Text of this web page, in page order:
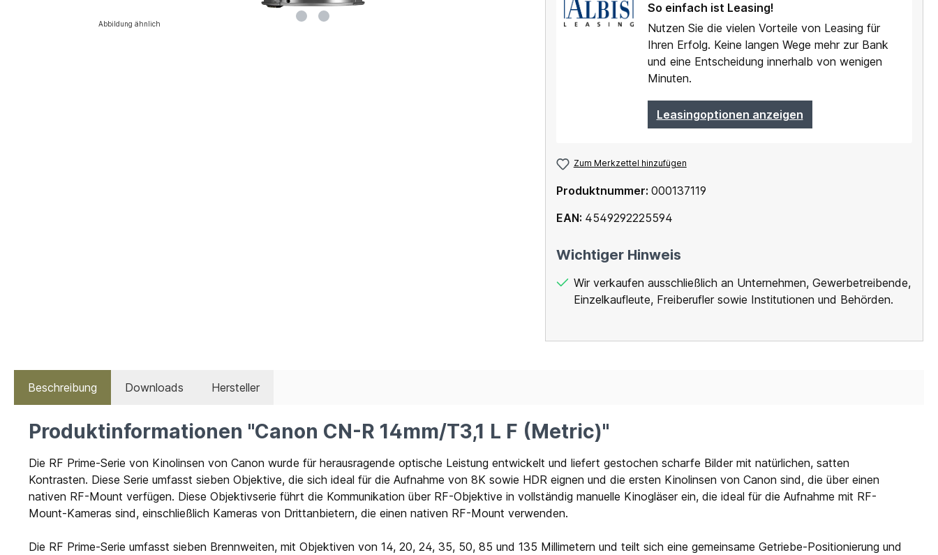
Abbildung ähnlich
So einfach ist Leasing!
Nutzen Sie die vielen Vorteile von Leasing für
Ihren Erfolg. Keine langen Wege mehr zur Bank
und eine Entscheidung innerhalb von wenigen
Minuten.
Leasingoptionen anzeigen
Zum Merkzettel hinzufügen
Produktnummer: 000137119
EAN: 4549292225594
Wichtiger Hinweis
Wir verkaufen ausschließlich an Unternehmen, Gewerbetreibende,
Einzelkaufleute, Freiberufler sowie Institutionen und Behörden.
Beschreibung Downloads Hersteller
Produktinformationen "Canon CN-R 14mm/T3,1 L F (Metric)"
Die RF Prime-Serie von Kinolinsen von Canon wurde für herausragende optische Leistung entwickelt und liefert gestochen scharfe Bilder mit natürlichen, satten
Kontrasten. Diese Serie umfasst sieben Objektive, die sich ideal für die Aufnahme von 8K sowie HDR eignen und die ersten Kinolinsen von Canon sind, die über einen
nativen RF-Mount verfügen. Diese Objektivserie führt die Kommunikation über RF-Objektive in vollständig manuelle Kinogläser ein, die ideal für die Aufnahme mit RF-
Mount-Kameras sind, einschließlich Kameras von Drittanbietern, die einen nativen RF-Mount verwenden.
Die RF Prime-Serie umfasst sieben Brennweiten, mit Objektiven von 14, 20, 24, 35, 50, 85 und 135 Millimetern und teilt sich eine gemeinsame Getriebe-Positionierung und